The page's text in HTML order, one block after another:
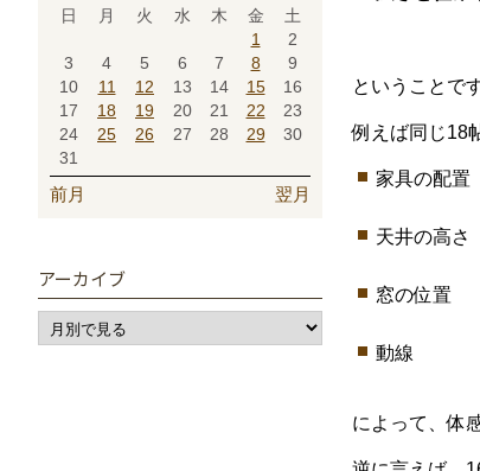
という こと で
例えば同じ18
家具の配置
天井の高さ
窓の位置
動線
によって、体
日 月 火 水 木 金
土
1
2
3
4 5 6 7 8
9
10
11 12 13 14 15
16
17
18 19 20 21 22
23
24
25 26 27 28 29
30
31
前月 翌月
アーカイブ